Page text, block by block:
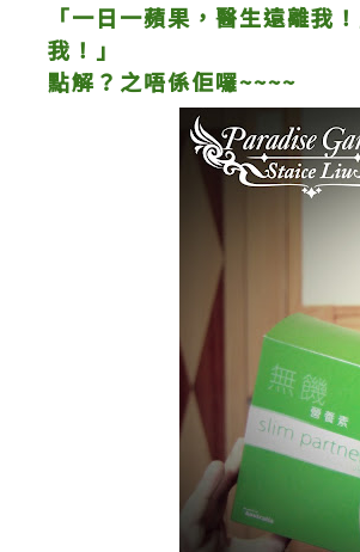
「一日一蘋果，醫生遠離我
我！」
點解？之唔係佢囉~~~~